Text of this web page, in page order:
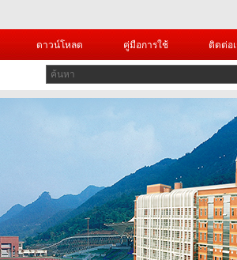
ดาวน์โหลด คู่มือการใช้ ติดต่อเ